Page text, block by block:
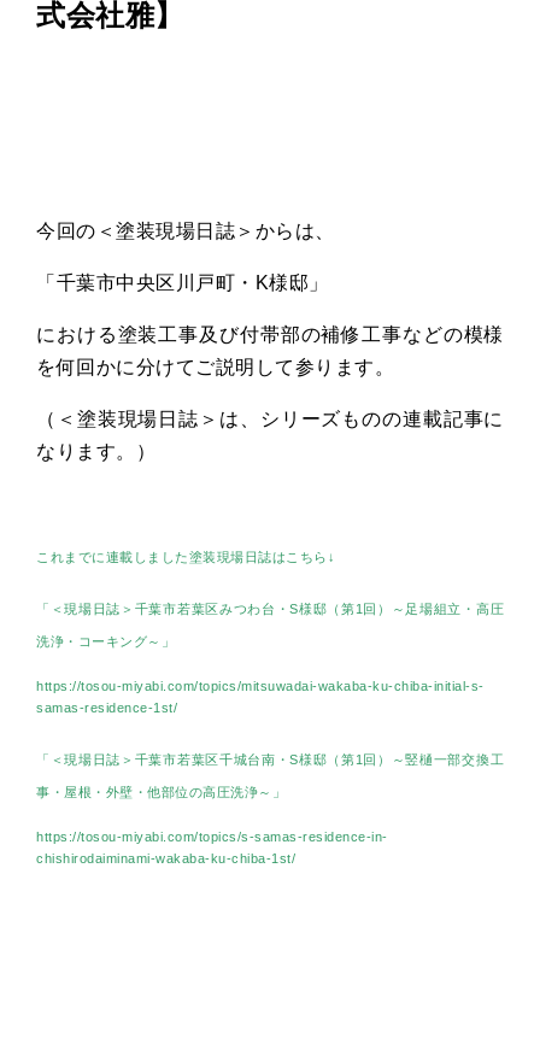
式会社雅】
今回の＜塗装現場日誌＞からは、
「千葉市中央区川戸町・ K様邸」
における塗装工事及び付帯部の補修工事などの模様
を何回かに分けてご説明して参ります。
（＜塗装現場日誌＞は、シリーズものの連載記事に
なります。）
これまでに連載しました塗装現場日誌はこちら↓
「＜現場日誌＞千葉市若葉区みつわ台・S様邸（第1回）～足場組立・高圧
洗浄・コーキング～」
https://tosou-miyabi.com/topics/mitsuwadai-wakaba-ku-chiba-initial-s-
samas-residence-1st/
「＜現場日誌＞千葉市若葉区千城台南・S様邸（第1回）～竪樋一部交換工
事・屋根・外壁・他部位の高圧洗浄～」
https://tosou-miyabi.com/topics/s-samas-residence-in-
chishirodaiminami-wakaba-ku-chiba-1st/